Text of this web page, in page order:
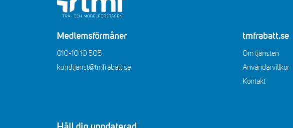
Medlemsförmåner
010-10 10 505
kundtjanst@tmfrabatt.se
tmfrabatt.se
Om tjänsten
Användarvillkor
Kontakt